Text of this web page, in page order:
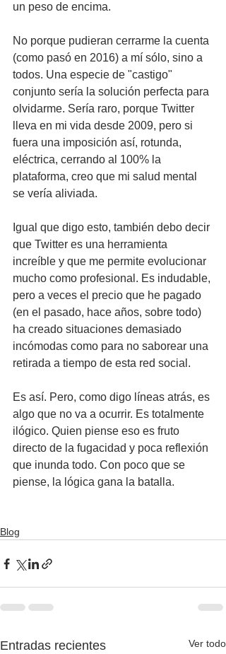
un peso de encima.
No porque pudieran cerrarme la cuenta
(como pasó en 2016) a mí sólo, sino a
todos. Una especie de "castigo"
conjunto sería la solución perfecta para
olvidarme. Sería raro, porque Twitter
lleva en mi vida desde 2009, pero si
fuera una imposición así, rotunda,
eléctrica, cerrando al 100% la
plataforma, creo que mi salud mental
se vería aliviada.
Igual que digo esto, también debo decir
que Twitter es una herramienta
increíble y que me permite evolucionar
mucho como profesional. Es indudable,
pero a veces el precio que he pagado
(en el pasado, hace años, sobre todo)
ha creado situaciones demasiado
incómodas como para no saborear una
retirada a tiempo de esta red social.
Es así. Pero, como digo líneas atrás, es
algo que no va a ocurrir. Es totalmente
ilógico. Quien piense eso es fruto
directo de la fugacidad y poca reflexión
que inunda todo. Con poco que se
piense, la lógica gana la batalla.
Blog
Entradas recientes Ver todo